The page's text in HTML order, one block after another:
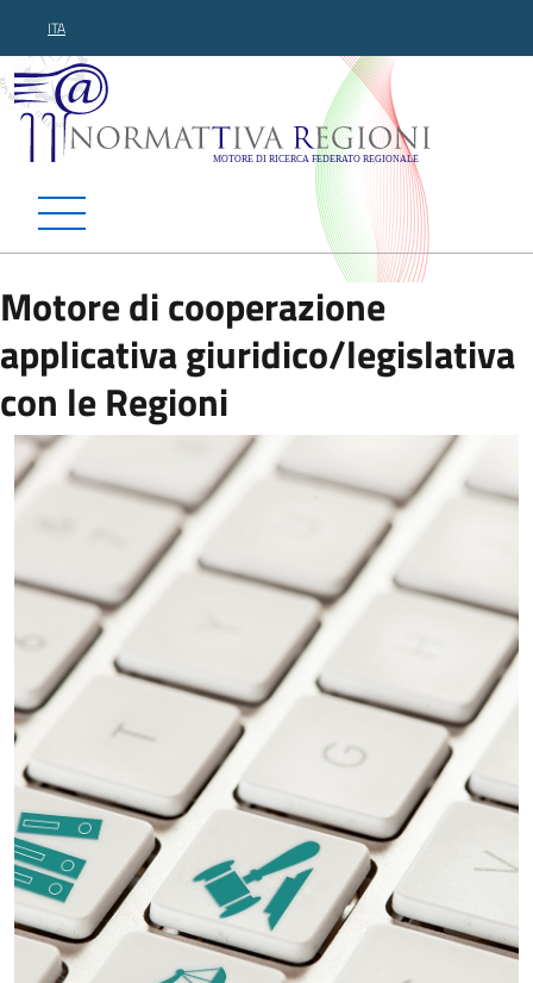
ITA
Normattiva Regioni -
Motore di cooperazione
applicativa giuridico/legislativa
con le Regioni